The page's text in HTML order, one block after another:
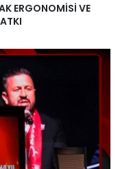
ERGONOMİSİ VE